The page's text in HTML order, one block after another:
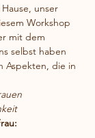
unser
Workshop
mit dem
selbst haben
Aspekten, die in